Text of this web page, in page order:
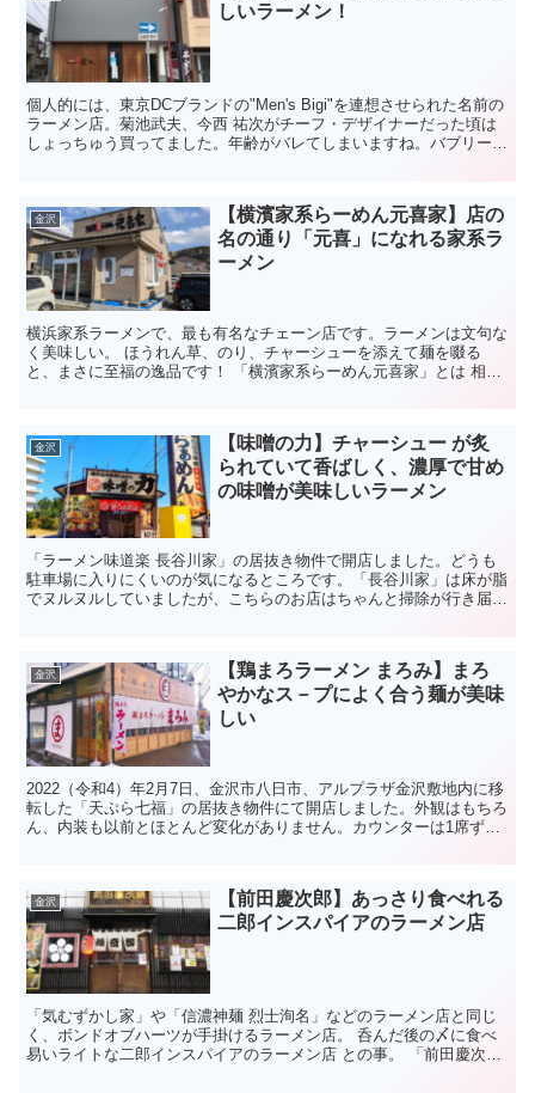
しいラーメン！
個人的には、東京DCブランドの"Men's Bigi"を連想させられた名前の
ラーメン店。菊池武夫、今西 祐次がチーフ・デザイナーだった頃は
しょっちゅう買ってました。年齢がバレてしまいますね。バブリーな
金沢
【横濱家系らーめん元喜家】店の
名の通り「元喜」になれる家系ラ
ーメン
横浜家系ラーメンで、最も有名なチェーン店です。ラーメンは文句な
く美味しい。 ほうれん草、のり、チャーシューを添えて麺を啜る
と、まさに至福の逸品です！ 「横濱家系らーめん元喜家」とは 相鉄
金沢
【味噌の力】チャーシュー が炙
られていて香ばしく、濃厚で甘め
の味噌が美味しいラーメン
「ラーメン味道楽 長谷川家」の居抜き物件で開店しました。どうも
駐車場に入りにくいのが気になるところです。「長谷川家」は床が脂
でヌルヌルしていましたが、こちらのお店はちゃんと掃除が行き届い
金沢
【鶏まろラーメン まろみ】まろ
やかなス－プによく合う麺が美味
しい
2022（令和4）年2月7日、金沢市八日市、アルプラザ金沢敷地内に移
転した「天ぷら七福」の居抜き物件にて開店しました。外観はもちろ
ん、内装も以前とほとんど変化がありません。カウンターは1席ずつ
金沢
【前田慶次郎】あっさり食べれる
二郎インスパイアのラーメン店
「気むずかし家」や「信濃神麺 烈士洵名」などのラーメン店と同じ
く、ボンドオブハーツが手掛けるラーメン店。 呑んだ後の〆に食べ
易いライトな二郎インスパイアのラーメン店 との事。 「前田慶次